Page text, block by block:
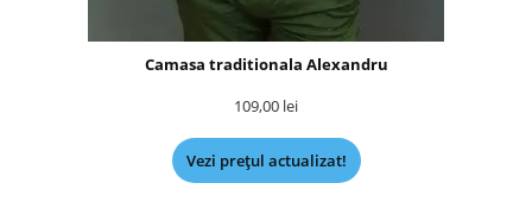
Camasa traditionala Alexandru
109,00 lei
Vezi prețul actualizat!